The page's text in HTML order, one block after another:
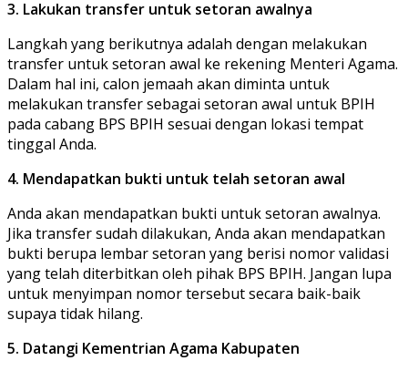
3. Lakukan transfer untuk setoran awalnya
Langkah yang berikutnya adalah dengan melakukan
transfer untuk setoran awal ke rekening Menteri Agama.
Dalam hal ini, calon jemaah akan diminta untuk
melakukan transfer sebagai setoran awal untuk BPIH
pada cabang BPS BPIH sesuai dengan lokasi tempat
tinggal Anda.
4. Mendapatkan bukti untuk telah setoran awal
Anda akan mendapatkan bukti untuk setoran awalnya.
Jika transfer sudah dilakukan, Anda akan mendapatkan
bukti berupa lembar setoran yang berisi nomor validasi
yang telah diterbitkan oleh pihak BPS BPIH. Jangan lupa
untuk menyimpan nomor tersebut secara baik-baik
supaya tidak hilang.
5. Datangi Kementrian Agama Kabupaten